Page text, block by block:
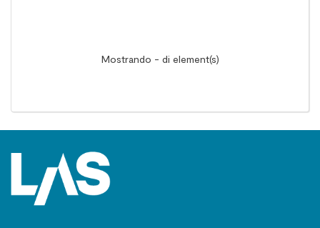
Mostrando - di element(s)